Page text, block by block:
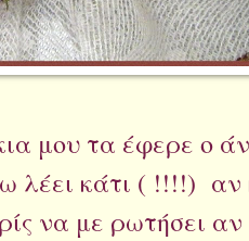
μου τα έφερε ο
λέει κάτι ( !!!!) αν
να με ρωτήσει